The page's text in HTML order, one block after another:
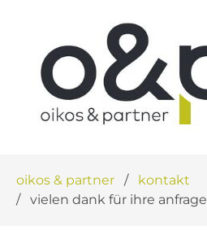
überspringen
oikos & partner
kontakt
vielen dank für ihre anfrage